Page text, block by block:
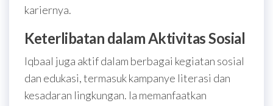
kariernya.
Keterlibatan dalam Aktivitas Sosial
Iqbaal juga aktif dalam berbagai kegiatan sosial
dan edukasi, termasuk kampanye literasi dan
kesadaran lingkungan. Ia memanfaatkan